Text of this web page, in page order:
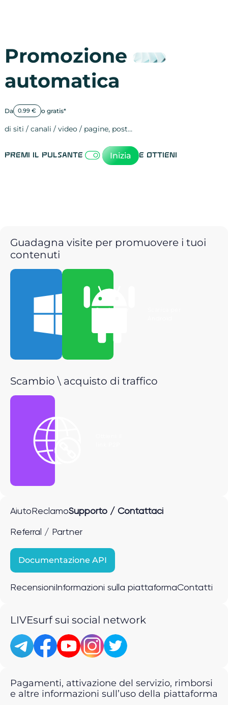
Promozione
automatica
Da 0.99 € o gratis*
di siti / canali / video / pagine, post…
Premi il pulsante Inizia e ottieni
Guadagna visite per promuovere i tuoi
contenuti
Scarica per
Scambio \ acquisto di traffico
Aiuto ReclamoSupporto / Contattaci
Referral / Partner
Documentazione API
Recensioni Informazioni sulla piattaformaContatti
LIVEsurf sui social network
Pagamenti, attivazione del servizio, rimborsi
e altre informazioni sull’uso della piattaforma